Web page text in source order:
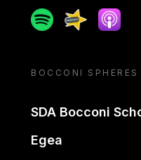
SpotifySpreaker
Apple
BOCCONI SPHERES
SDA Bocconi
Egea